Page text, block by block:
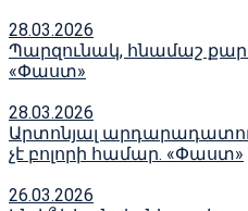
28.03.2026
Պարզունակ, հնամաշ
«Փաստ»
28.03.2026
Արտոնյալ
չէ բոլորի համար. «Փաստ»
26.03.2026